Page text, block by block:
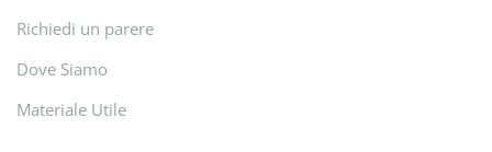
Richiedi un parere
Dove Siamo
Materiale Utile